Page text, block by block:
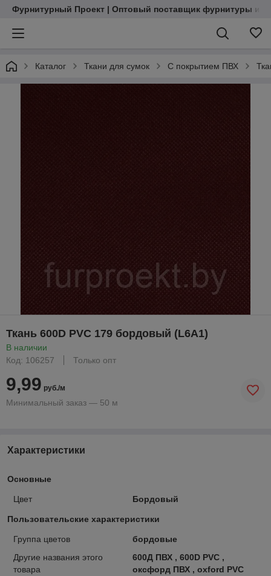
Фурнитурный Проект | Оптовый поставщик фурнитуры и
Каталог Ткани для сумок С покрытием ПВХ
Ткань 600D PVC 179 бордовый (L6A1)
В наличии
Код: 106257
Только опт
9,99 руб./м
Минимальный заказ — 50 м
Характеристики
Основные
Цвет Бордовый
Пользовательские характеристики
Группа цветов
бордовые
Другие названия этого
товара
600Д ПВХ , 600D PVC ,
оксфорд ПВХ , oxford PVC